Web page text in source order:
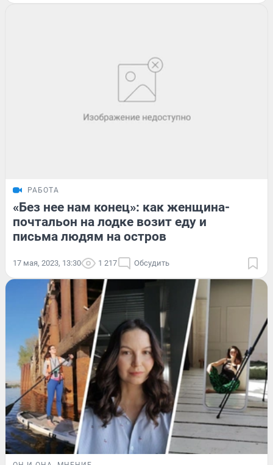
РАБОТА
«Без нее нам конец»: как женщина-
почтальон на лодке возит еду и
письма людям на остров
17 мая, 2023, 13:30 1 217 Обсудить